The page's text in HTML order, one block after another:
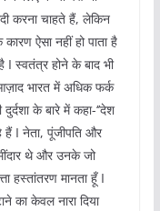
करना चाहते हैं, लेकिन
ऐसा नहीं हो पाता है
I स्वतंत्र होने के बाद भी
भारत में अधिक फर्क
के बारे में कहा-‘’देश
हैं I नेता, पूंजीपति और
थे और उनके जो
हस्तांतरण मानता हूँ I
का केवल नारा दिया